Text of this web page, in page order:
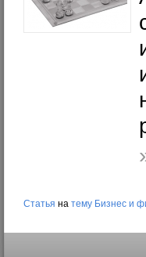
Статья на тему Бизнес и